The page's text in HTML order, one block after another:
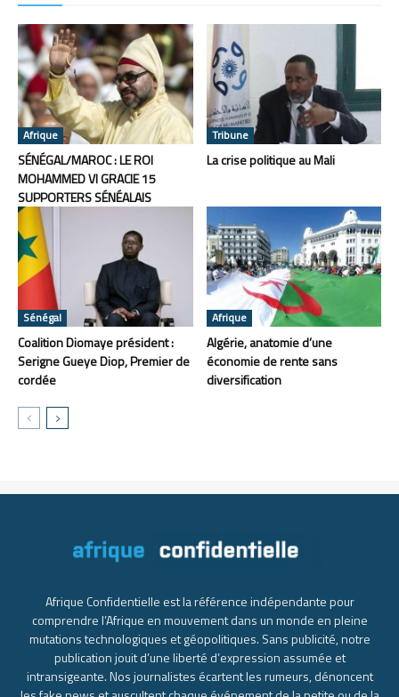
Afrique
SÉNÉGAL/MAROC : LE ROI
MOHAMMED VI GRACIE 15
SUPPORTERS SÉNÉALAIS
Tribune
La crise politique au Mali
Sénégal
Coalition Diomaye président :
Serigne Gueye Diop, Premier de
cordée
Afrique
Algérie, anatomie d’une
économie de rente sans
diversification
Afrique Confidentielle est la référence indépendante pour
comprendre l’Afrique en mouvement dans un monde en pleine
mutations technologiques et géopolitiques. Sans publicité, notre
publication jouit d’une liberté d’expression assumée et
intransigeante. Nos journalistes écartent les rumeurs, dénoncent